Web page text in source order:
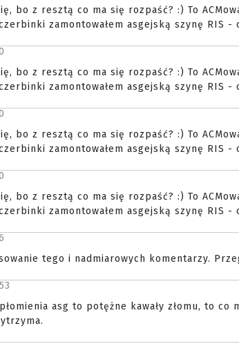
bo z resztą co ma się rozpaść? :) To
zamontowałem asgejską szynę RIS
bo z resztą co ma się rozpaść? :) To
zamontowałem asgejską szynę RIS
bo z resztą co ma się rozpaść? :) To
zamontowałem asgejską szynę RIS
bo z resztą co ma się rozpaść? :) To
zamontowałem asgejską szynę RIS
tego i nadmiarowych komentarzy.
asg to potężne kawały złomu, to